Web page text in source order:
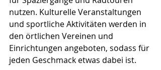
nutzen. Kulturelle Veranstaltungen
und sportliche Aktivitäten werden in
den örtlichen Vereinen und
Einrichtungen angeboten, sodass für
jeden Geschmack etwas dabei ist.